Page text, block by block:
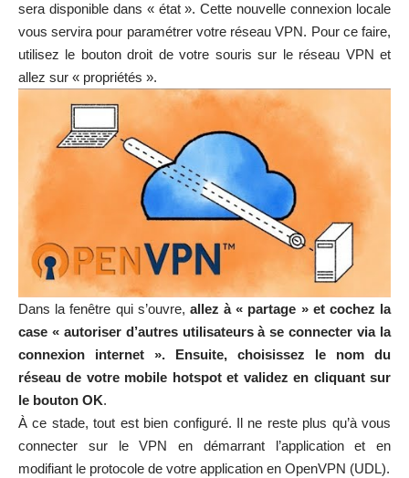
sera disponible dans « état ». Cette nouvelle connexion locale
vous servira pour paramétrer votre réseau VPN. Pour ce faire,
utilisez le bouton droit de votre souris sur le réseau VPN et
allez sur « propriétés ».
Dans la fenêtre qui s’ouvre, allez à « partage » et cochez la
case « autoriser d’autres utilisateurs à se connecter via la
connexion internet ». Ensuite, choisissez le nom du
réseau de votre mobile hotspot et validez en cliquant sur
le bouton OK.
À ce stade, tout est bien configuré. Il ne reste plus qu’à vous
connecter sur le VPN en démarrant l’application et en
modifiant le protocole de votre application en OpenVPN (UDL).